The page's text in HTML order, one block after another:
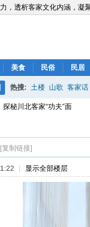
，透析客家文化内涵，凝
美食 民俗 民居
热搜: 土楼 山歌 客家话
探秘川北客家“功夫”面
[复制链接]
| 显示全部楼层